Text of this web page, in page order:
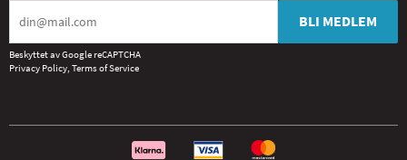
BLI MEDLEM
Beskyttet av Google reCAPTCHA
Privacy Policy, Terms of Service